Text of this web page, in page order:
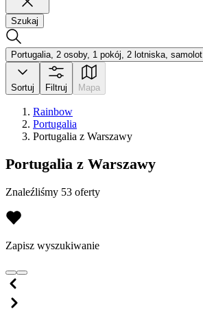
Szukaj
Portugalia, 2 osoby, 1 pokój, 2 lotniska, samolot
Sortuj Filtruj Mapa
Rainbow
Portugalia
Portugalia z Warszawy
Portugalia z Warszawy
Znaleźliśmy 53 oferty
Zapisz wyszukiwanie